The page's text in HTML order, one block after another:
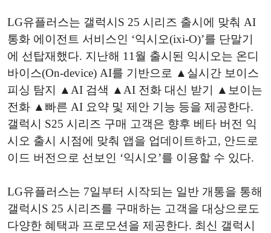
LG유플러스는 갤럭시S 25 시리즈 출시에 맞춰 AI
통화 에이전트 서비스인 ‘익시오(ixi-O)’를 단말기
에 선탑재했다. 지난해 11월 출시된 익시오는 온디
바이스(On-device) AI를 기반으로 ▲실시간 보이스
피싱 탐지 ▲AI 검색 ▲AI 전화 대신 받기 ▲보이는
전화 ▲빠른 AI 요약 및 제안 기능 등을 제공한다.
갤럭시 S25 시리즈 구매 고객은 향후 베타 버전 익
시오 출시 시점에 맞춰 앱을 업데이트하고, 안드로
이드 버전으로 선보인 ‘익시오’를 이용할 수 있다.
LG유플러스는 7일부터 시작되는 일반 개통을 통해
갤럭시S 25 시리즈를 구매하는 고객을 대상으로도
다양한 혜택과 프로모션을 제공한다. 최신 갤럭시